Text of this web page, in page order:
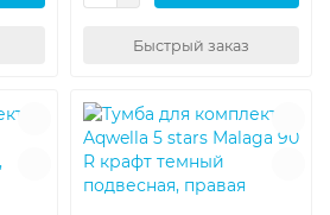
Быстрый заказ